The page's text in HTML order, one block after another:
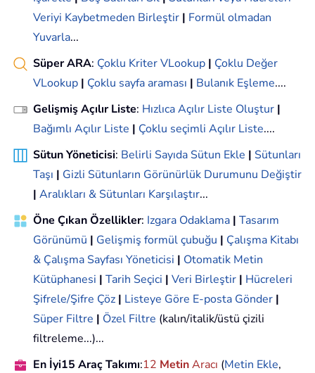
Veriyi Kaybetmeden Birleştir | Formül olmadan
Yuvarla...
Süper ARA: Çoklu Kriter VLookup | Çoklu Değer
VLookup | Çoklu sayfa araması | Bulanık Eşleme....
Gelişmiş Açılır Liste: Hızlıca Açılır Liste Oluştur |
Bağımlı Açılır Liste | Çoklu seçimli Açılır Liste....
Sütun Yöneticisi: Belirli Sayıda Sütun Ekle | Sütunları
Taşı | Gizli Sütunların Görünürlük Durumunu Değiştir
| Aralıkları & Sütunları Karşılaştır...
Öne Çıkan Özellikler: Izgara Odaklama | Tasarım
Görünümü | Gelişmiş formül çubuğu | Çalışma Kitabı
& Çalışma Sayfası Yöneticisi | Otomatik Metin
Kütüphanesi | Tarih Seçici | Veri Birleştir | Hücreleri
Şifrele/Şifre Çöz | Listeye Göre E-posta Gönder |
Süper Filtre | Özel Filtre (kalın/italik/üstü çizili
filtreleme...)...
En İyi15 Araç Takımı:12 MetinAracı (Metin Ekle,